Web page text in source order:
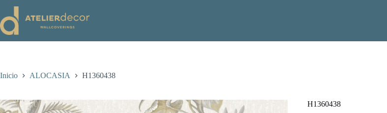
contenido
Inicio ALOCASIA H1360438
H1360438